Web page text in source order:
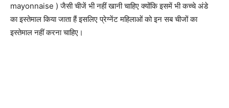
mayonnaise ) जैसी चीजें भी नहीं खानी चाहिए क्योंकि इसमें भी कच्चे अंडे
का इस्तेमाल किया जाता हैं इसलिए प्रेग्नेंट महिलाओं को इन सब चीजों का
इस्तेमाल नहीं करना चाहिए।